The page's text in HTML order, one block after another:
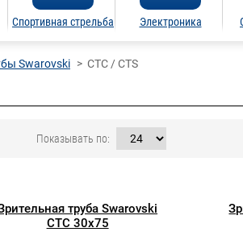
Спортивная стрельба Электроника
Swarovski CTC / CTS
Показывать по:
труба Swarovski
CTC 30x75